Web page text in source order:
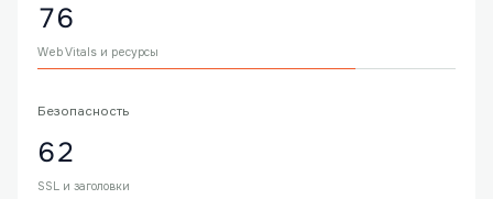
76
Web Vitals и ресурсы
Безопасность
62
SSL и заголовки